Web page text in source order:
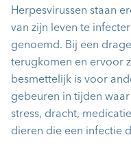
Herpesvirussen staan
van zijn leven te
genoemd. Bij een
terugkomen en ervoor
besmettelijk is voor
gebeuren in tijden
stress, dracht,
dieren die een infectie